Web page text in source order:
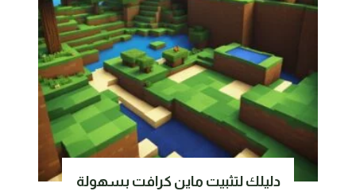
دليلك لتثبيت ماين كرافت بسهولة